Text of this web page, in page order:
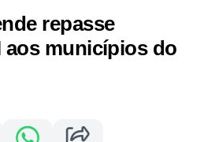
repasse
aos municípios do